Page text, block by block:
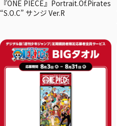
『ONE PIECE』Portrait.Of.Pirates
“S.O.C” サンジ Ver.R